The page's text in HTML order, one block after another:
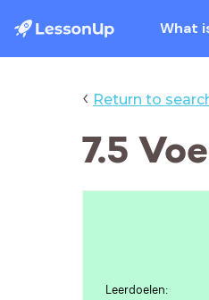
What
‹ Return to
7.5
Leerdoelen: